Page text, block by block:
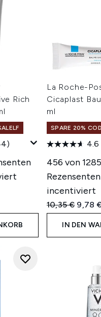
Rich
La Roche-
Cicaplast
ml
SPARE 20%
4.6
456 von 1285
incentiviert
10,35 € 9,78
IN DEN